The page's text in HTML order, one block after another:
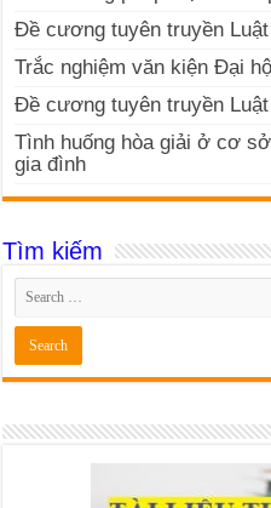
Đề cương tuyên truyền
Trắc nghiệm văn kiện Đại
Đề cương tuyên truyền
Tình huống hòa giải ở cơ
gia đình
Tìm kiếm